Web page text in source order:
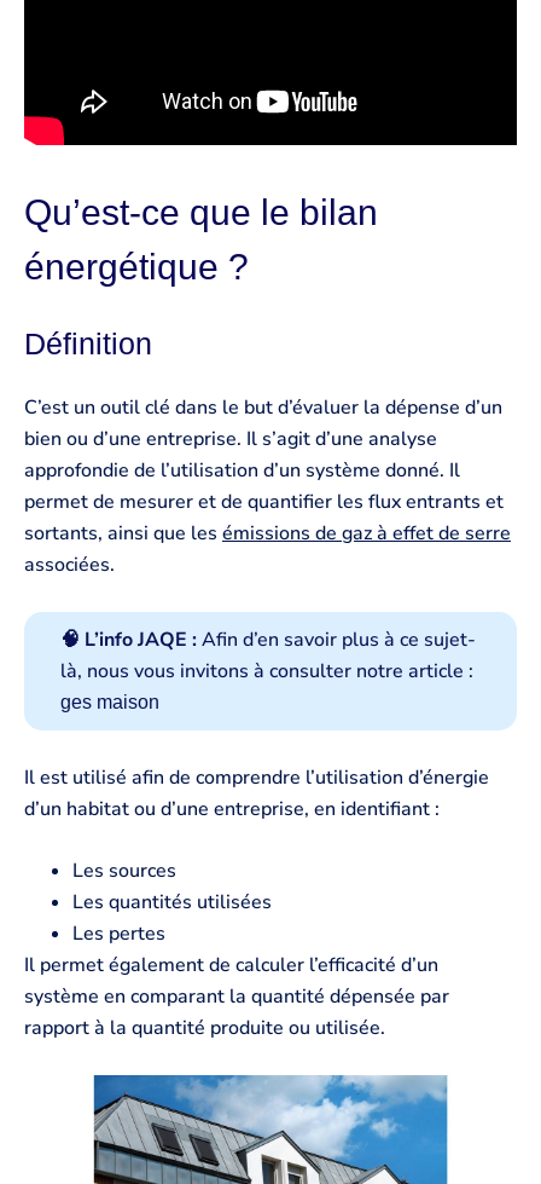
Qu’est-ce que le bilan
énergétique ?
Définition
C’est un outil clé dans le but d’évaluer la dépense d’un
bien ou d’une entreprise. Il s’agit d’une analyse
approfondie de l’utilisation d’un système donné. Il
permet de mesurer et de quantifier les flux entrants et
sortants, ainsi que les émissions de gaz à effet de serre
associées.
🧠 L’info JAQE :Afin d’en savoir plus à ce sujet-
là, nous vous invitons à consulter notre article :
ges maison
Il est utilisé afin de comprendre l’utilisation d’énergie
d’un habitat ou d’une entreprise, en identifiant :
Les sources
Les quantités utilisées
Les pertes
Il permet également de calculer l’efficacité d’un
système en comparant la quantité dépensée par
rapport à la quantité produite ou utilisée.